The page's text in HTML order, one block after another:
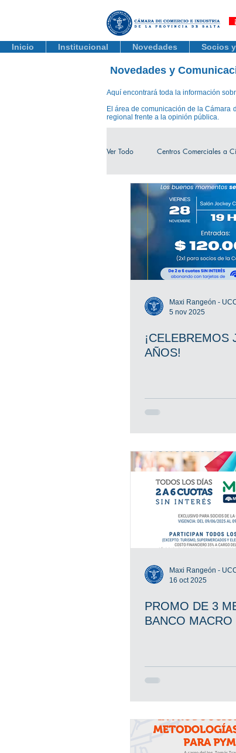
Inicio Institucional Novedades Socios
Novedades y
Aquí encontrará toda la información
El área de comunicación de la Cámara
regional frente a la opinión pública.
Ver Todo Centros Comerciales a
Actualidad Comercial
Salta Black
Maxi Rangeón -
5 nov 2025
¡CELEBREMOS
AÑOS!
Maxi Rangeón -
16 oct 2025
PROMO DE 3
BANCO MACRO